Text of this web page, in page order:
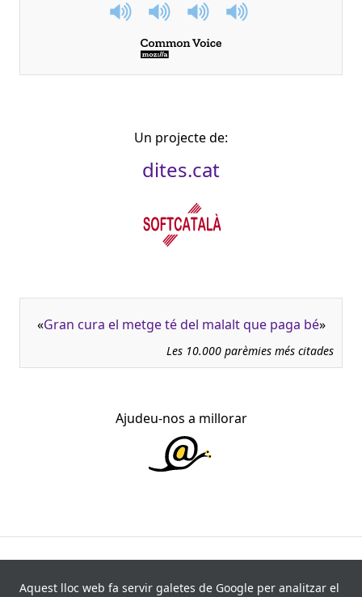
Un projecte de:
dites.cat
«Gran cura el metge té del malalt que paga bé»
Les 10.000 parèmies més citades
Ajudeu-nos a millorar
recollides de 840 fonts i 8.113 informants. Última
Aquest lloc web fa servir galetes de Google per analitzar el